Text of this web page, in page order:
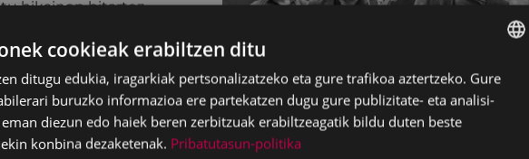
bikainen bitartez.
guztietan ezinbestean
prozesuari buruzko
zuzeneko
duena.
BASQUE
SPANISH
cookieak erabiltzen ditu
ditugu edukia, iragarkiak pertsonalizatzeko eta gure trafikoa aztertzeko. Gure
buruzko informazioa ere partekatzen dugu gure publizitate- eta analisi-
diezun edo haiek beren zerbitzuak erabiltzeagatik bildu duten beste
konbina dezaketenak. Pribatutasun-politika